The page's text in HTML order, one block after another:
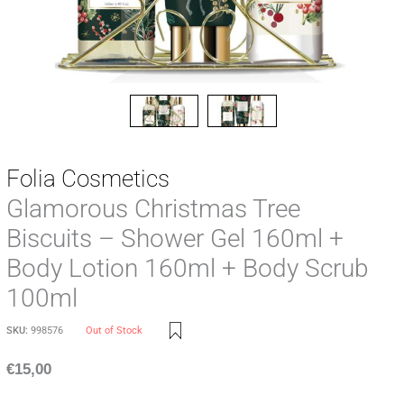
Folia Cosmetics
Glamorous Christmas Tree
Biscuits – Shower Gel 160ml +
Body Lotion 160ml + Body Scrub
100ml
SKU: 998576 Out of Stock
€15,00